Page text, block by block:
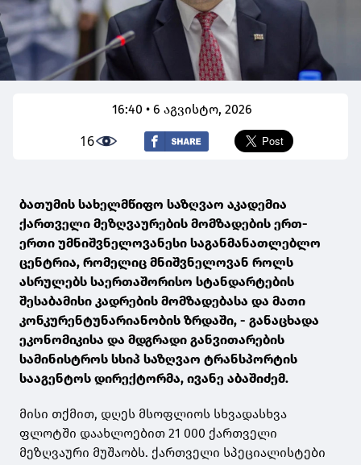
16:40 • 6 აგვისტო, 2026
16
ბათუმის სახელმწიფო საზღვაო აკადემია
ქართველი მეზღვაურების მომზადების ერთ-
ერთი უმნიშვნელოვანესი საგანმანათლებლო
ცენტრია, რომელიც მნიშვნელოვან როლს
ასრულებს საერთაშორისო სტანდარტების
შესაბამისი კადრების მომზადებასა და მათი
კონკურენტუნარიანობის ზრდაში, - განაცხადა
ეკონომიკისა და მდგრადი განვითარების
სამინისტროს სსიპ საზღვაო ტრანსპორტის
სააგენტოს დირექტორმა, ივანე აბაშიძემ.
მისი თქმით, დღეს მსოფლიოს სხვადასხვა
ფლოტში დაახლოებით 21 000 ქართველი
მეზღვაური მუშაობს. ქართველი სპეციალისტები